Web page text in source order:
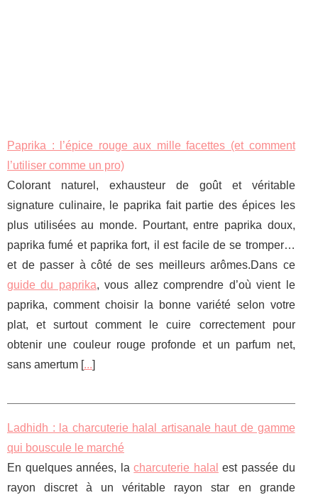
Paprika : l’épice rouge aux mille facettes (et comment
l’utiliser comme un pro)
Colorant naturel, exhausteur de goût et véritable
signature culinaire, le paprika fait partie des épices les
plus utilisées au monde. Pourtant, entre paprika doux,
paprika fumé et paprika fort, il est facile de se tromper…
et de passer à côté de ses meilleurs arômes.Dans ce
guide du paprika, vous allez comprendre d’où vient le
paprika, comment choisir la bonne variété selon votre
plat, et surtout comment le cuire correctement pour
obtenir une couleur rouge profonde et un parfum net,
sans amertum [...]
Ladhidh : la charcuterie halal artisanale haut de gamme
qui bouscule le marché
En quelques années, lacharcuterie halal est passée du
rayon discret à un véritable rayon star en grande